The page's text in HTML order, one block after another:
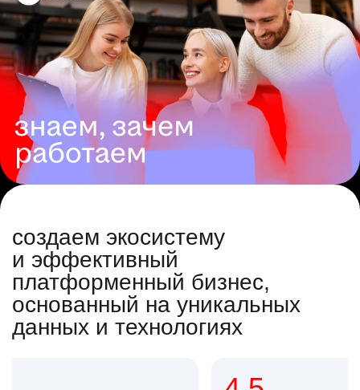
создаем экосистему
и эффективный
платформенный бизнес,
основанный на уникальных
данных и технологиях